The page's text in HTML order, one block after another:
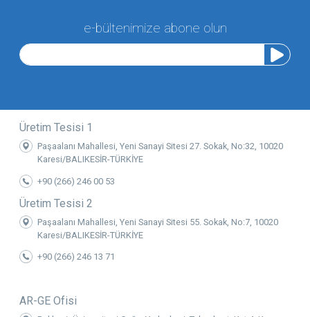
e-bültenimize abone olun
Üretim Tesisi 1
Paşaalanı Mahallesi, Yeni Sanayi Sitesi 27. Sokak, No:32, 10020
Karesi/BALIKESİR-TÜRKİYE
+90 (266) 246 00 53
Üretim Tesisi 2
Paşaalanı Mahallesi, Yeni Sanayi Sitesi 55. Sokak, No:7, 10020
Karesi/BALIKESİR-TÜRKİYE
+90 (266) 246 13 71
AR-GE Ofisi